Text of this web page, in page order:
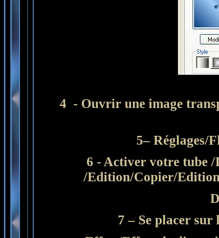
4 - Ouvrir une image
5– Réglages/
6 - Activer votre tube
/Edition/Copier/
7 – Se placer